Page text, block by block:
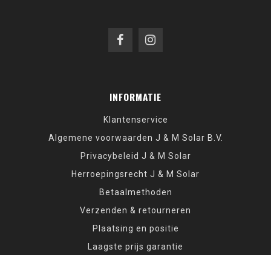
INFORMATIE
Klantenservice
Algemene voorwaarden J & M Solar B.V.
Privacybeleid J & M Solar
Herroepingsrecht J & M Solar
Betaalmethoden
Verzenden & retourneren
Plaatsing en positie
Laagste prijs garantie